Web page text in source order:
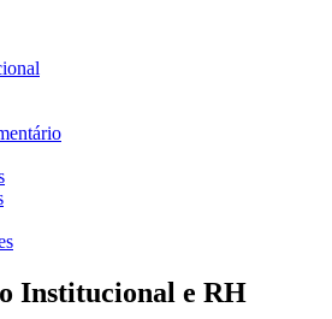
Institucional e RH